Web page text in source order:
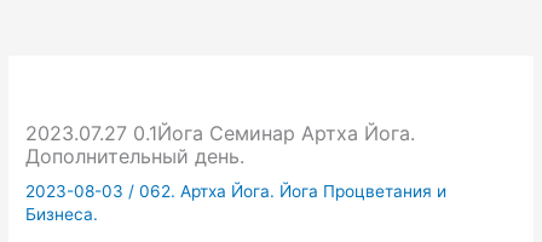
2023.07.27 0.1Йога Семинар Артха Йога.
Дополнительный день.
2023-08-03 /062. Артха Йога. Йога Процветания и
Бизнеса.